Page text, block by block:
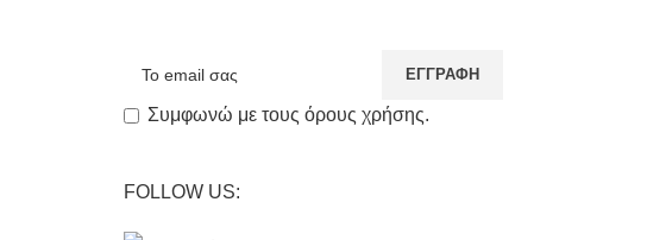
Συμφωνώ με τους όρους χρήσης.
FOLLOW US: